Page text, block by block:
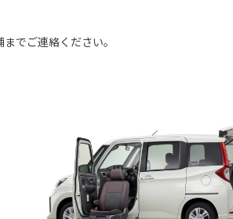
でご連絡ください。